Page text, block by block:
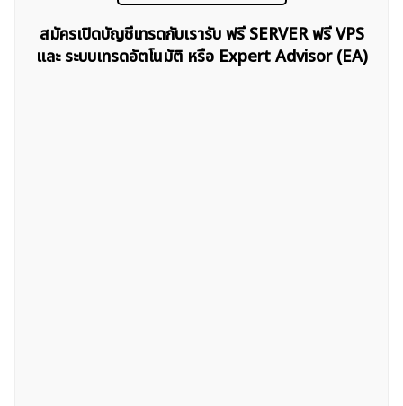
สมัครเปิดบัญชีเทรดกับเรารับ ฟรี SERVER ฟรี VPS
และ ระบบเทรดอัตโนมัติ หรือ Expert Advisor (EA)